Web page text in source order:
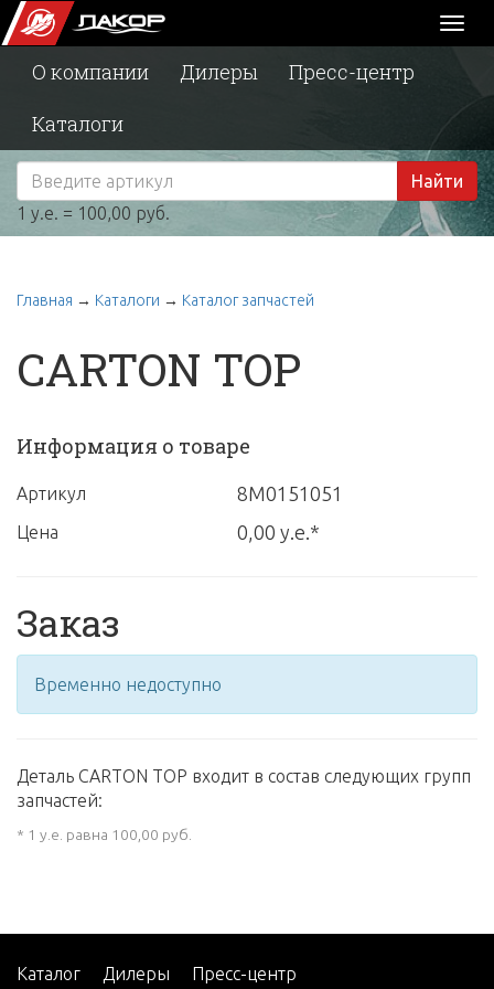
О компании Дилеры
Пресс-центр
Каталоги
Найти
1 у.е. = 100,00 руб.
Главная → Каталоги → Каталог запчастей
CARTON TOP
Информация о товаре
Артикул 8M0151051
Цена 0,00 у.е.*
Заказ
Временно недоступно
Деталь CARTON TOP входит в состав следующих групп
запчастей:
* 1 у.е. равна 100,00 руб.
Каталог Дилеры
Пресс-центр